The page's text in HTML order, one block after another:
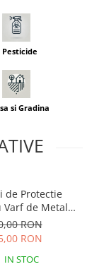
Pesticide
si Gradina
de Protectie
Varf de Metal
NR 46RON
RON
IN STOC